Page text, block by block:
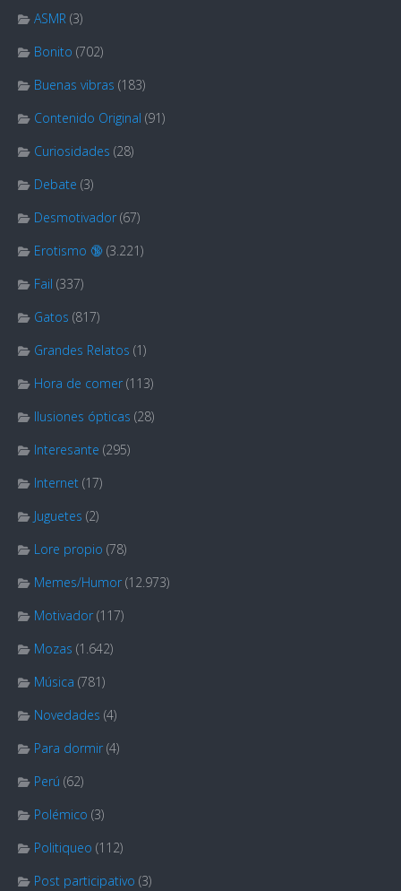
ASMR (3)
Bonito (702)
Buenas vibras (183)
Contenido Original (91)
Curiosidades (28)
Debate (3)
Desmotivador (67)
Erotismo 🔞 (3.221)
Fail (337)
Gatos (817)
Grandes Relatos (1)
Hora de comer (113)
Ilusiones ópticas (28)
Interesante (295)
Internet (17)
Juguetes (2)
Lore propio (78)
Memes/Humor (12.973)
Motivador (117)
Mozas (1.642)
Música (781)
Novedades (4)
Para dormir (4)
Perú (62)
Polémico (3)
Politiqueo (112)
Post participativo (3)